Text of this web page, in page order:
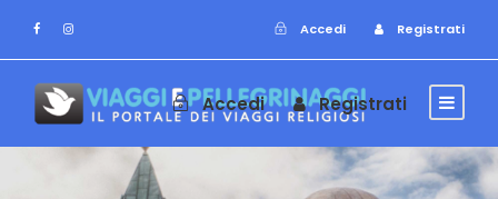
Accedi Registrati
Accedi Registrati